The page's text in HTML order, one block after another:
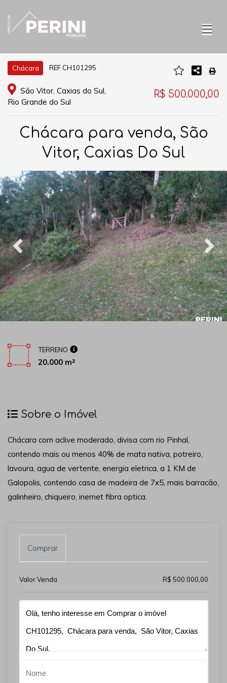
Chácara REF CH101295
São Vitor, Caxias do Sul,
Rio Grande do Sul
R$ 500.000,00
Chácara para venda, São
Vitor, Caxias Do Sul
TERRENO
20.000 m²
Sobre o Imóvel
Chácara com aclive moderado, divisa com rio Pinhal,
contendo mais ou menos 40% de mata nativa, potreiro,
lavoura, agua de vertente, energia eletrica, a 1 KM de
Galopolis, contendo casa de madeira de 7x5, mais barracão,
galinheiro, chiqueiro, inernet fibra optica.
Comprar
Valor Venda R$ 500.000,00